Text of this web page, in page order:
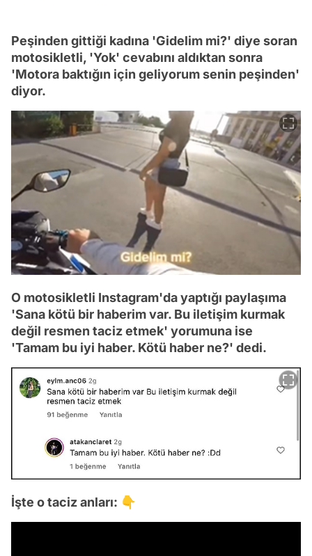
Peşinden gittiği kadına 'Gidelim mi?' diye soran
motosikletli, 'Yok' cevabını aldıktan sonra
'Motora baktığın için geliyorum senin peşinden'
diyor.
O motosikletli Instagram'da yaptığı paylaşıma
'Sana kötü bir haberim var. Bu iletişim kurmak
değil resmen taciz etmek' yorumuna ise
'Tamam bu iyi haber. Kötü haber ne?' dedi.
İşte o taciz anları: 👇